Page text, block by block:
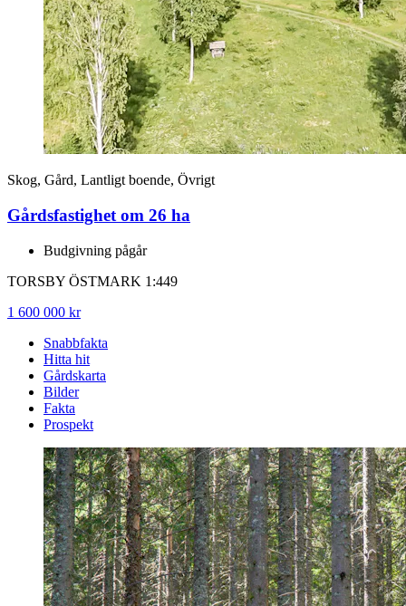
Skog, Gård, Lantligt boende, Övrigt
Gårdsfastighet om 26 ha
Budgivning pågår
TORSBY ÖSTMARK 1:449
1 600 000 kr
Snabbfakta
Hitta hit
Gårdskarta
Bilder
Fakta
Prospekt